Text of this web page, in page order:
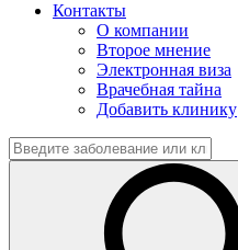
Контакты
О компании
Второе мнение
Электронная виза
Врачебная тайна
Добавить клинику